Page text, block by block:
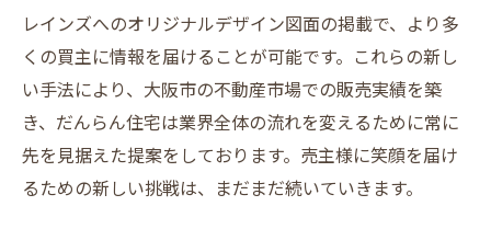
レインズへのオリジナルデザイン図面の掲載で、より多
くの買主に情報を届けることが可能です。これらの新し
い手法により、大阪市の不動産市場での販売実績を築
き、だんらん住宅は業界全体の流れを変えるために常に
先を見据えた提案をしております。売主様に笑顔を届け
るための新しい挑戦は、まだまだ続いていきます。